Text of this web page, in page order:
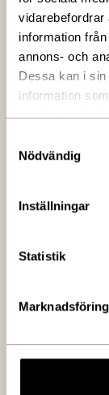
vidarebefordrar
information
annons- och
Dessa kan i
information
samlat in när
Nödvändig
Inställningar
Statistik
Marknadsföring
Nyheter
Aktuella
Vi erbjuder
fått en
en gång per år
Är du ny kund
behandlingar
väntetid.Du